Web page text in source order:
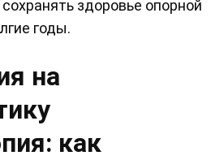
здоровье опорной
годы.
на
как